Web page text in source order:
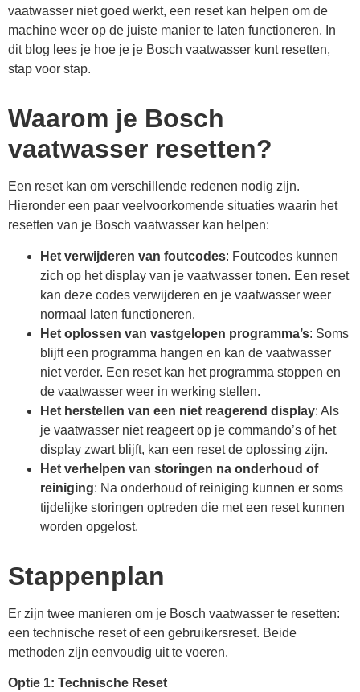
vaatwasser niet goed werkt, een reset kan helpen om de
machine weer op de juiste manier te laten functioneren. In
dit blog lees je hoe je je Bosch vaatwasser kunt resetten,
stap voor stap.
Waarom je Bosch
vaatwasser resetten?
Een reset kan om verschillende redenen nodig zijn.
Hieronder een paar veelvoorkomende situaties waarin het
resetten van je Bosch vaatwasser kan helpen:
Het verwijderen van foutcodes: Foutcodes kunnen
zich op het display van je vaatwasser tonen. Een reset
kan deze codes verwijderen en je vaatwasser weer
normaal laten functioneren.
Het oplossen van vastgelopen programma’s: Soms
blijft een programma hangen en kan de vaatwasser
niet verder. Een reset kan het programma stoppen en
de vaatwasser weer in werking stellen.
Het herstellen van een niet reagerend display: Als
je vaatwasser niet reageert op je commando’s of het
display zwart blijft, kan een reset de oplossing zijn.
Het verhelpen van storingen na onderhoud of
reiniging: Na onderhoud of reiniging kunnen er soms
tijdelijke storingen optreden die met een reset kunnen
worden opgelost.
Stappenplan
Er zijn twee manieren om je Bosch vaatwasser te resetten:
een technische reset of een gebruikersreset. Beide
methoden zijn eenvoudig uit te voeren.
Optie 1: Technische Reset